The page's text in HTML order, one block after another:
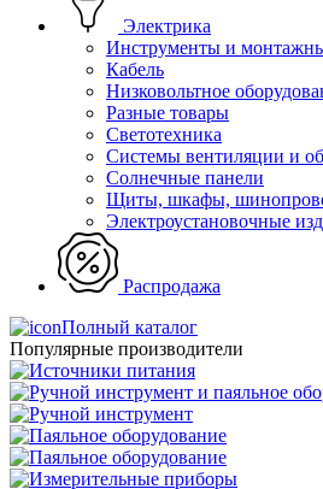
Электрика
Инструменты и
Кабель
Низковольтное
Разные товары
Светотехника
Системы вентиляции и
Солнечные панели
Щиты, шкафы,
Электроустановочные
Распродажа
Полный каталог
Популярные производители